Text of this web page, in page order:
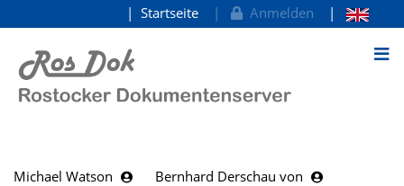
zum Inhalt
Startseite Anmelden
Michael Watson Bernhard Derschau von